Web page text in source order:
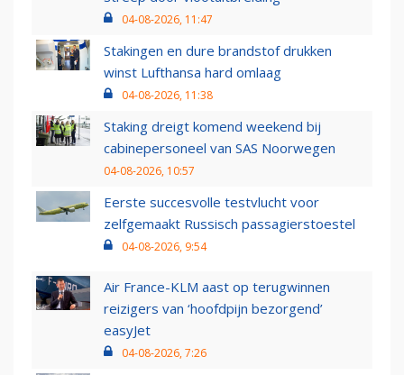
04-08-2026, 11:47
Stakingen en dure brandstof drukken
winst Lufthansa hard omlaag
04-08-2026, 11:38
Staking dreigt komend weekend bij
cabinepersoneel van SAS Noorwegen
04-08-2026, 10:57
Eerste succesvolle testvlucht voor
zelfgemaakt Russisch passagierstoestel
04-08-2026, 9:54
Air France-KLM aast op terugwinnen
reizigers van ‘hoofdpijn bezorgend’
easyJet
04-08-2026, 7:26